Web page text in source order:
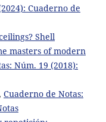
Cuaderno de
Shell
masters of modern
Núm. 19 (2018):
Cuaderno de Notas: